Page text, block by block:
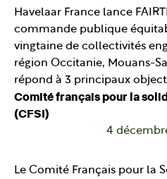
Havelaar France lance
commande publique
vingtaine de collectivités
région Occitanie, Mouans-
répond à 3 principaux
Comité français pour la
(CFSI)
4
Le Comité Français pour la